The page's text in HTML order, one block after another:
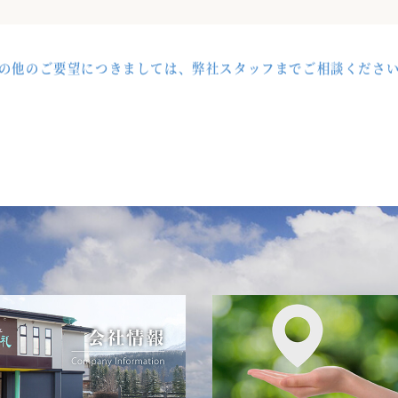
他のご要望につきましては、弊社スタッフまでご相談くださ